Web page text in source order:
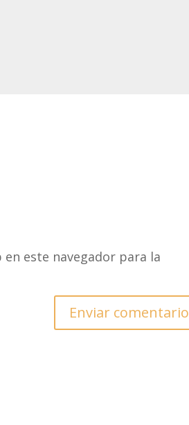
este navegador para la